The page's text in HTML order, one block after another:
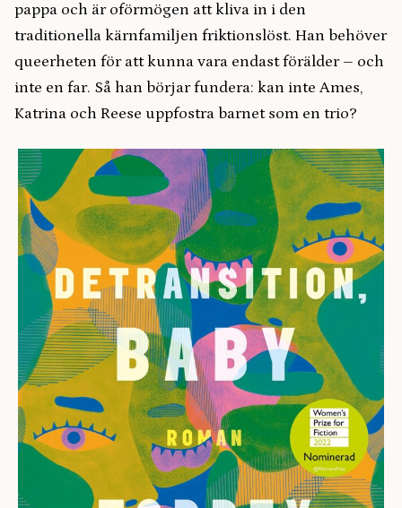
pappa och är oförmögen att kliva in i den
traditionella kärnfamiljen friktionslöst. Han behöver
queerheten för att kunna vara endast förälder – och
inte en far. Så han börjar fundera: kan inte Ames,
Katrina och Reese uppfostra barnet som en trio?